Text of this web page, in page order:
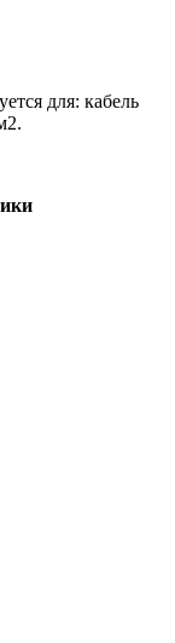
для: кабель